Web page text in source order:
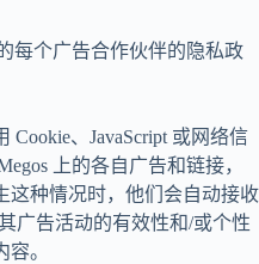
每个广告合作伙伴的隐私政
、JavaScript 或网络信
上的各自广告和链接，
这种情况时，他们会自动接收
广告活动的有效性和/或个性
。